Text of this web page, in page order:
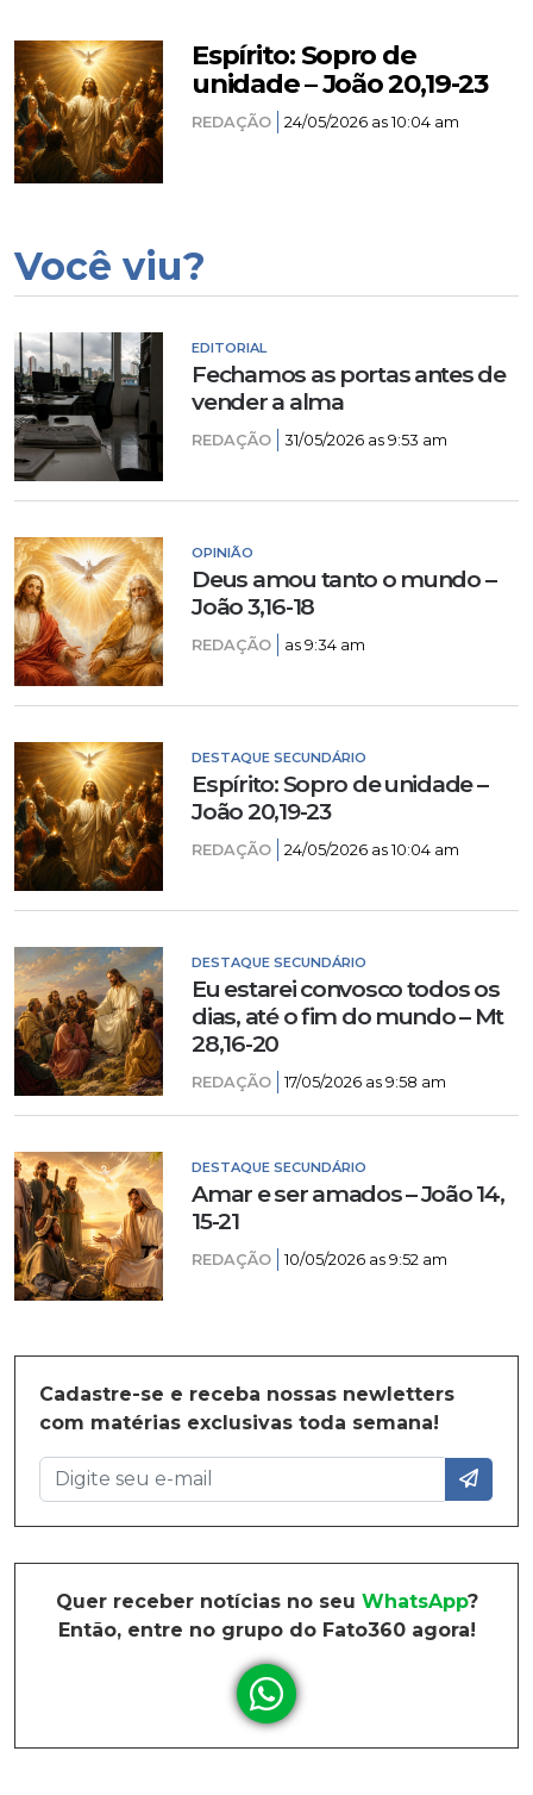
Espírito: Sopro de
unidade – João 20,19-23
REDAÇÃO 24/05/2026 as 10:04 am
Você viu?
EDITORIAL
Fechamos as portas antes de
vender a alma
REDAÇÃO 31/05/2026 as 9:53 am
OPINIÃO
Deus amou tanto o mundo –
João 3,16-18
REDAÇÃO as 9:34 am
DESTAQUE SECUNDÁRIO
Espírito: Sopro de unidade –
João 20,19-23
REDAÇÃO 24/05/2026 as 10:04 am
DESTAQUE SECUNDÁRIO
Eu estarei convosco todos os
dias, até o fim do mundo – Mt
28,16-20
REDAÇÃO 17/05/2026 as 9:58 am
DESTAQUE SECUNDÁRIO
Amar e ser amados – João 14,
15-21
REDAÇÃO 10/05/2026 as 9:52 am
Cadastre-se e receba nossas newletters
com matérias exclusivas toda semana!
Quer receber notícias no seu WhatsApp?
Então, entre no grupo do Fato360 agora!